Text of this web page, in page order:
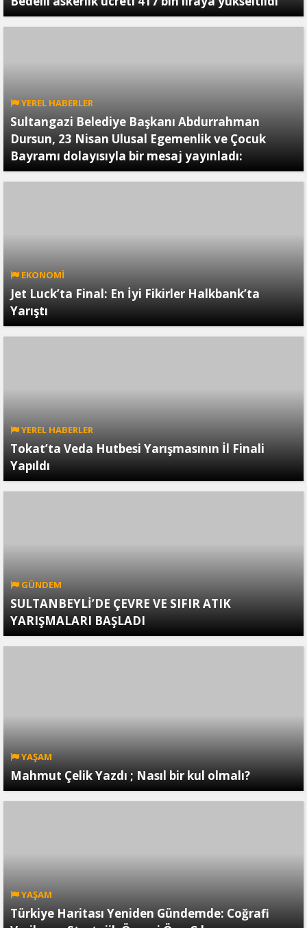
YEREL HABERLER
Sultangazi Belediye Başkanı Abdurrahman
Dursun, 23 Nisan Ulusal Egemenlik ve Çocuk
Bayramı dolayısıyla bir mesaj yayınladı:
EKONOMİ
Jet Luck’ta Final: En İyi Fikirler Halkbank’ta
Yarıştı
YEREL HABERLER
Tokat’ta Veda Hutbesi Yarışmasının İl Finali
Yapıldı
GÜNDEM
SULTANBEYLİ’DE ÇEVRE VE SIFIR ATIK
YARIŞMALARI BAŞLADI
YAŞAM
Mahmut Çelik Yazdı ; Nasıl bir kul olmalı?
YAŞAM
Türkiye Haritası Yeniden Gündemde: Coğrafi